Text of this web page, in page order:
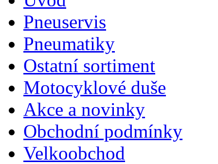
Pneuservis
Pneumatiky
Ostatní sortiment
Motocyklové duše
Akce a novinky
Obchodní podmínky
Velkoobchod